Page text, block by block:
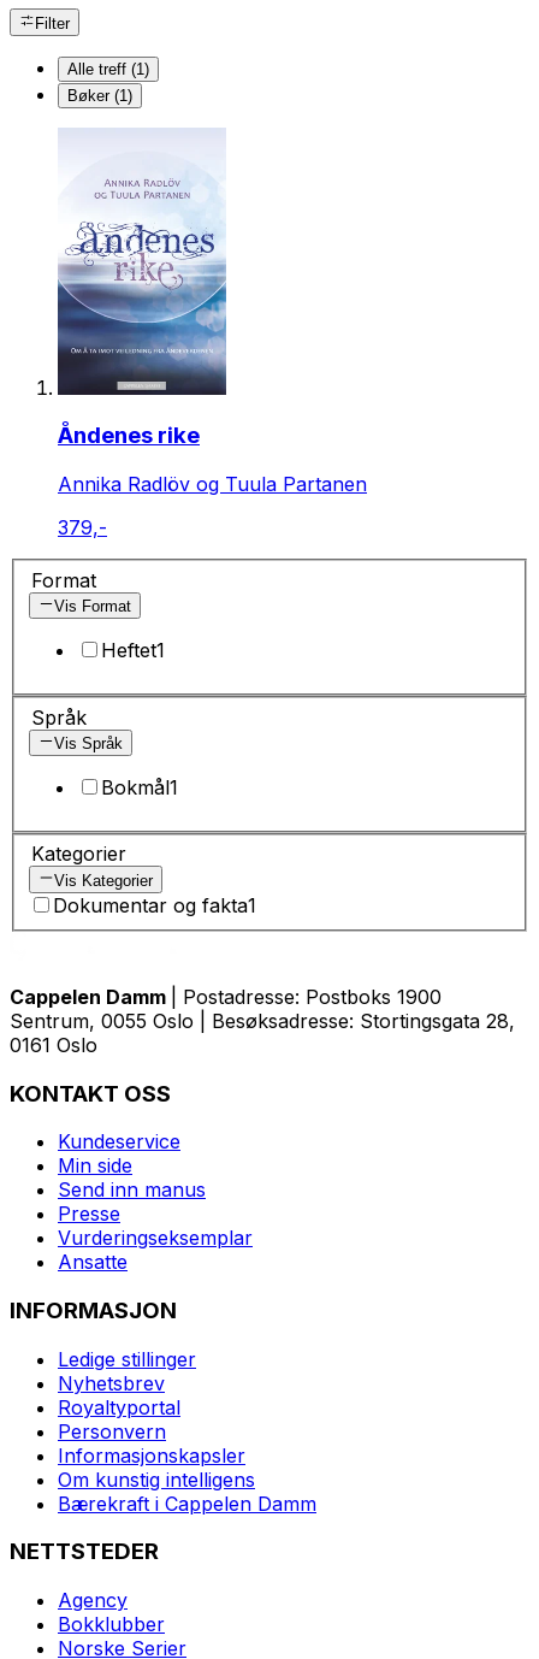
Filter
Alle treff (1)
Bøker (1)
Åndenes rike
Annika Radlöv og Tuula Partanen
379,-
Format
Vis Format
Heftet1
Språk
Vis Språk
Bokmål1
Kategorier
Vis Kategorier
Dokumentar og fakta1
Cappelen Damm
| Postadresse: Postboks 1900
Sentrum, 0055 Oslo | Besøksadresse: Stortingsgata 28,
0161 Oslo
KONTAKT OSS
Kundeservice
Min side
Send inn manus
Presse
Vurderingseksemplar
Ansatte
INFORMASJON
Ledige stillinger
Nyhetsbrev
Royaltyportal
Personvern
Informasjonskapsler
Om kunstig intelligens
Bærekraft i Cappelen Damm
NETTSTEDER
Agency
Bokklubber
Norske Serier